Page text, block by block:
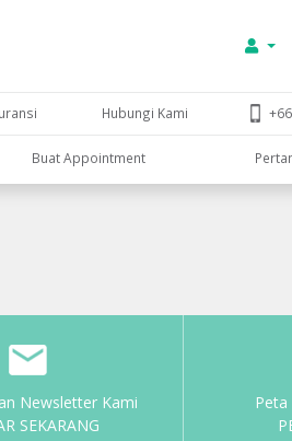
Hubungi Kami
Buat Appointment
Newsletter Kami
SEKARANG
Peta